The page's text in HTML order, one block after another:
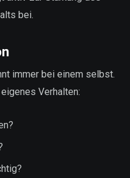
bei.
immer bei einem selbst.
Verhalten: